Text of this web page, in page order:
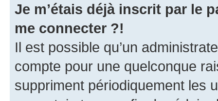
Je m’étais déjà inscrit par le
me connecter ?!
Il est possible qu’un
compte pour une quelconque
suppriment périodiquement les